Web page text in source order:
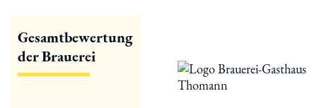
Gesamtbewertung
der Brauerei